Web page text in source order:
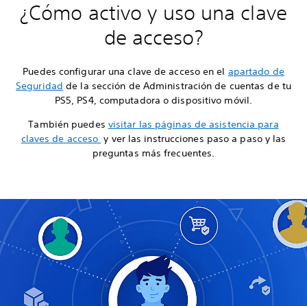
¿Cómo activo y uso una clave
de acceso?
Puedes configurar una clave de acceso en el apartado de
Seguridad de la sección de Administración de cuentas de tu
PS5, PS4, computadora o dispositivo móvil.
También puedes visitar las páginas de asistencia para
claves de acceso y ver las instrucciones paso a paso y las
preguntas más frecuentes.